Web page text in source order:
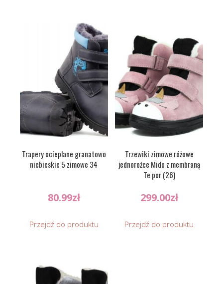
Trapery ocieplane granatowo
niebieskie 5 zimowe 34
80.99zł
Przejdź do produktu
Trzewiki zimowe różowe
jednorożce Mido z membraną
Te por (26)
299.00zł
Przejdź do produktu